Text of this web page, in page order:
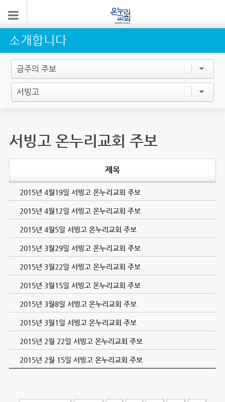
소개합니다
금주의 주보
서빙고
서빙고 온누리교회 주보
제목
2015년 4월19일 서빙고 온누리교회 주보
2015년 4월12일 서빙고 온누리교회 주보
2015년 4월5일 서빙고 온누리교회 주보
2015년 3월29일 서빙고 온누리교회 주보
2015년 3월22일 서빙고 온누리교회 주보
2015년 3월15일 서빙고 온누리교회 주보
2015년 3월8일 서빙고 온누리교회 주보
2015년 3월1일 서빙고 온누리교회 주보
2015년 2월 22일 서빙고 온누리교회 주보
2015년 2월 15일 서빙고 온누리교회 주보